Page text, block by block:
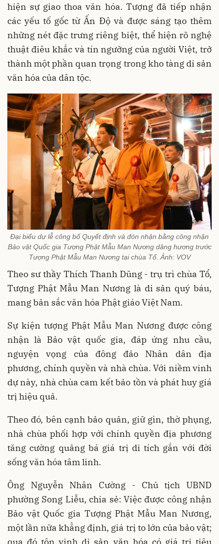
hiện sự giao thoa văn hóa. Tượng đã tiếp nhận
các yếu tố gốc từ Ấn Độ và được sáng tạo thêm
những nét đặc trưng riêng biệt, thể hiện rõ nghệ
thuật điêu khắc và tín ngưỡng của người Việt, trở
thành một phần quan trọng trong kho tàng di sản
văn hóa của dân tộc.
Đại biểu dự lễ công bố Quyết định và đón nhận bằng công nhận
Bảo vật Quốc gia Tượng Phật Mẫu Man Nương dâng hương trước
Tượng Phật Mẫu Man Nương tại chùa Tổ. Ảnh: VOV
Theo sư thầy Thích Thanh Dũng - trụ trì chùa Tổ,
Tượng Phật Mẫu Man Nương là di sản quý báu,
mang bản sắc văn hóa Phật giáo Việt Nam.
Sự kiện tượng Phật Mẫu Man Nương được công
nhận là Bảo vật quốc gia, đáp ứng nhu cầu,
nguyện vọng của đông đảo Nhân dân địa
phương, chính quyền và nhà chùa. Với niềm vinh
dự này, nhà chùa cam kết bảo tồn và phát huy giá
trị hiệu quả.
Theo đó, bên cạnh bảo quản, giữ gìn, thờ phụng,
nhà chùa phối hợp với chính quyền địa phương
tăng cường quảng bá giá trị di tích gắn với đời
sống văn hóa tâm linh.
Ông Nguyễn Nhân Cường - Chủ tịch UBND
phường Song Liễu, chia sẻ: Việc được công nhận
Bảo vật Quốc gia Tượng Phật Mẫu Man Nương,
một lần nữa khẳng định, giá trị to lớn của bảo vật;
qua đó tôn vinh di sản văn hóa có giá trị tiêu